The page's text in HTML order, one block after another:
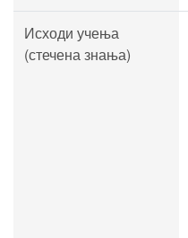
Исходи учења
(стечена знања)